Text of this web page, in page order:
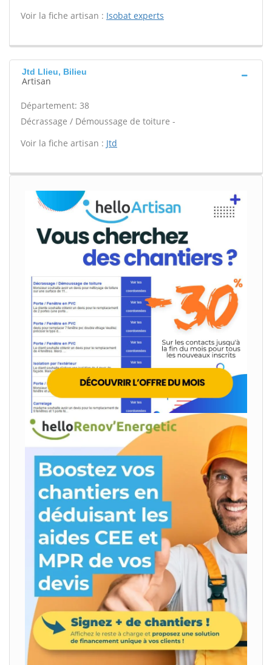
Voir la fiche artisan : Isobat experts
Jtd Llieu, Bilieu
Artisan
Département: 38
Décrassage / Démoussage de toiture -
Voir la fiche artisan : Jtd